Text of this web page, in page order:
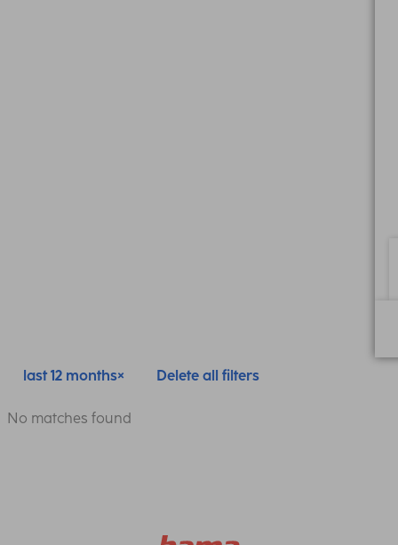
last 12 months Delete all filters
No matches found